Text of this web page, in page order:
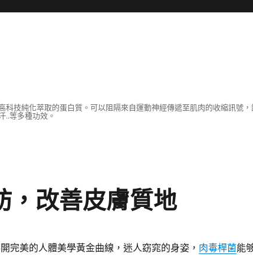
技純化萃取的蛋白質。可以阻隔來自運動神經傳遞至肌肉的收縮訊號
..等多種功效。
，改善皮膚質地
完美的人體美學黃金曲線，迷人窈窕的身姿， 肉毒桿菌能